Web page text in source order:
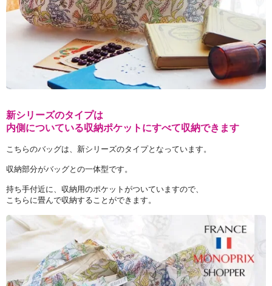
新シリーズのタイプは
内側についている収納ポケットにすべて収納できます
こちらのバッグは、新シリーズのタイプとなっています。
収納部分がバッグとの一体型です。
持ち手付近に、収納用のポケットがついていますので、
こちらに畳んで収納することができます。